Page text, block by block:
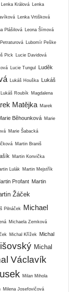
Lenka Králová Lenka
Lenka Vrtišková
Plášilová Leona Šímová
Petraturová Lubomír Peške
Pick Lucie Davidová
Lucie Tungul Luděk
Lukáš Houška Lukáš
Lukáš Roubík Magdalena
Matějka Marek
Běhounková Marie
Marie Šabacká
Martin Braniš
Martin Konvička
Lulák Martin Mejstřík
Profant Martin
Žáček
Pilnáček
Michael
Michaela Zemková
Michal Křížek Michal
Michal
Václavík
Milan Mihola
Milena Josefovičová